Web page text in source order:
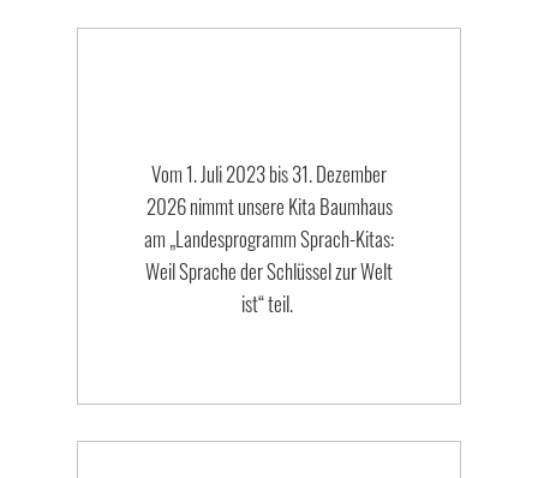
Vom 1. Juli 2023 bis 31. Dezember
2026 nimmt unsere Kita Baumhaus
am „Landesprogramm Sprach-Kitas:
Weil Sprache der Schlüssel zur Welt
ist“ teil.